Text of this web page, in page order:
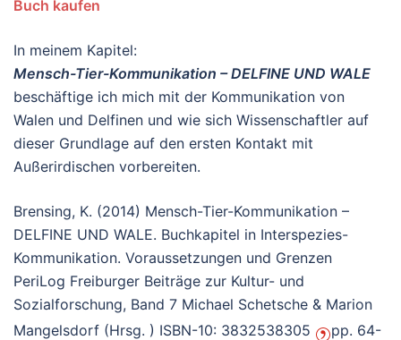
Buch kaufen
In meinem Kapitel:
Mensch-Tier-Kommunikation – DELFINE UND WALE
beschäftige ich mich mit der Kommunikation von
Walen und Delfinen und wie sich Wissenschaftler auf
dieser Grundlage auf den ersten Kontakt mit
Außerirdischen vorbereiten.
Brensing, K. (2014) Mensch-Tier-Kommunikation –
DELFINE UND WALE. Buchkapitel in Interspezies-
Kommunikation. Voraussetzungen und Grenzen
PeriLog Freiburger Beiträge zur Kultur- und
Sozialforschung, Band 7 Michael Schetsche & Marion
Mangelsdorf (Hrsg. ) ISBN-10: 3832538305
pp. 64-